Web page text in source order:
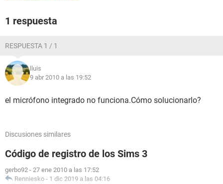
1 respuesta
RESPUESTA 1 / 1
lluis
9 abr 2010 a las 19:52
el micrófono integrado no funciona.Cómo solucionarlo?
Discusiones similares
Código de registro de los Sims 3
gerbo92 - 27 ene 2010 a las 17:52
Renniesko - 1 dic 2019 a las 04:16